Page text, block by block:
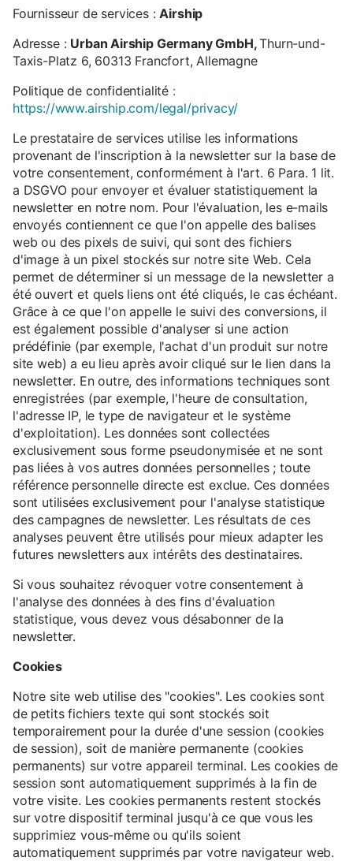
Fournisseur de services :Airship
Adresse : Urban Airship Germany GmbH,Thurn-und-
Taxis-Platz 6, 60313 Francfort, Allemagne
Politique de confidentialité :
https://www.airship.com/legal/privacy/
Le prestataire de services utilise les informations
provenant de l'inscription à la newsletter sur la base de
votre consentement, conformément à l'art. 6 Para. 1 lit.
a DSGVO pour envoyer et évaluer statistiquement la
newsletter en notre nom. Pour l'évaluation, les e-mails
envoyés contiennent ce que l'on appelle des balises
web ou des pixels de suivi, qui sont des fichiers
d'image à un pixel stockés sur notre site Web. Cela
permet de déterminer si un message de la newsletter a
été ouvert et quels liens ont été cliqués, le cas échéant.
Grâce à ce que l'on appelle le suivi des conversions, il
est également possible d'analyser si une action
prédéfinie (par exemple, l'achat d'un produit sur notre
site web) a eu lieu après avoir cliqué sur le lien dans la
newsletter. En outre, des informations techniques sont
enregistrées (par exemple, l'heure de consultation,
l'adresse IP, le type de navigateur et le système
d'exploitation). Les données sont collectées
exclusivement sous forme pseudonymisée et ne sont
pas liées à vos autres données personnelles ; toute
référence personnelle directe est exclue. Ces données
sont utilisées exclusivement pour l'analyse statistique
des campagnes de newsletter. Les résultats de ces
analyses peuvent être utilisés pour mieux adapter les
futures newsletters aux intérêts des destinataires.
Si vous souhaitez révoquer votre consentement à
l'analyse des données à des fins d'évaluation
statistique, vous devez vous désabonner de la
newsletter.
Cookies
Notre site web utilise des "cookies". Les cookies sont
de petits fichiers texte qui sont stockés soit
temporairement pour la durée d'une session (cookies
de session), soit de manière permanente (cookies
permanents) sur votre appareil terminal. Les cookies de
session sont automatiquement supprimés à la fin de
votre visite. Les cookies permanents restent stockés
sur votre dispositif terminal jusqu'à ce que vous les
supprimiez vous-même ou qu'ils soient
automatiquement supprimés par votre navigateur web.